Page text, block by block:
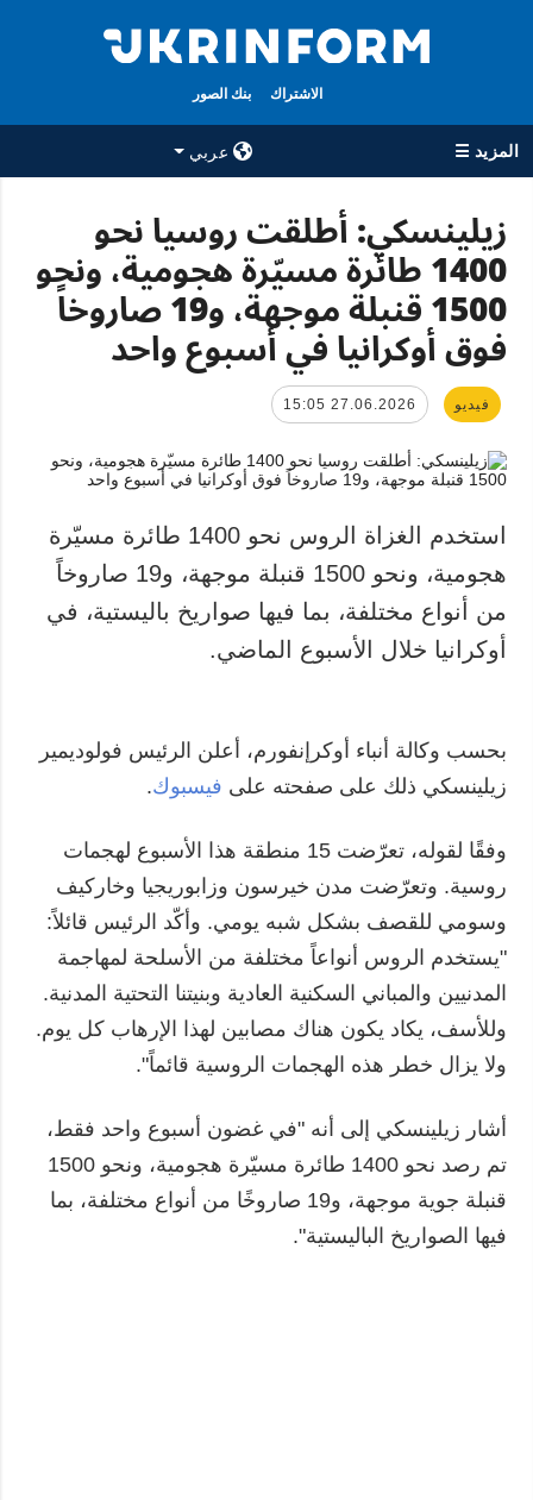
الاشتراك بنك الصور
المزيد ☰
عربي
جميع الأقسام
حرب
سياسة
تعافي أوكرانيا
مجتمع
الدفاع
رياضة
الوكالة
معلومات عن
الوكالة
جهات الاتصال
الشخصية
المزيد
التقارير
مقابلات
خدمات
الاشتراك
زيلينسكي: أطلقت روسيا نحو
1400 طائرة مسيّرة هجومية، ونحو
1500 قنبلة موجهة، و19 صاروخاً
فوق أوكرانيا في أسبوع واحد
فيديو 27.06.2026 15:05
استخدم الغزاة الروس نحو 1400 طائرة مسيّرة
هجومية، ونحو 1500 قنبلة موجهة، و19 صاروخاً
من أنواع مختلفة، بما فيها صواريخ باليستية، في
أوكرانيا خلال الأسبوع الماضي.
بحسب وكالة أنباء أوكرإنفورم، أعلن الرئيس فولوديمير
زيلينسكي ذلك على صفحته على فيسبوك.
وفقًا لقوله، تعرّضت 15 منطقة هذا الأسبوع لهجمات
روسية. وتعرّضت مدن خيرسون وزابوريجيا وخاركيف
وسومي للقصف بشكل شبه يومي. وأكّد الرئيس قائلاً:
"يستخدم الروس أنواعاً مختلفة من الأسلحة لمهاجمة
المدنيين والمباني السكنية العادية وبنيتنا التحتية المدنية.
وللأسف، يكاد يكون هناك مصابين لهذا الإرهاب كل يوم.
ولا يزال خطر هذه الهجمات الروسية قائماً".
أشار زيلينسكي إلى أنه "في غضون أسبوع واحد فقط،
تم رصد نحو 1400 طائرة مسيّرة هجومية، ونحو 1500
قنبلة جوية موجهة، و19 صاروخًا من أنواع مختلفة، بما
فيها الصواريخ الباليستية".